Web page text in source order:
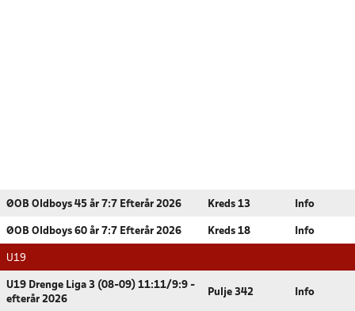
ØOB Oldboys 45 år 7:7 Efterår 2026 Kreds 13 Info
ØOB Oldboys 60 år 7:7 Efterår 2026 Kreds 18 Info
U19
U19 Drenge Liga 3 (08-09) 11:11/9:9 -
efterår 2026
Pulje 342 Info